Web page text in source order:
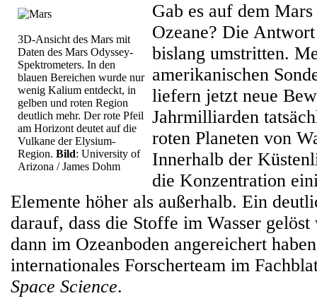
3D-Ansicht des Mars mit
Daten des Mars Odyssey-
Spektrometers. In den
blauen Bereichen wurde nur
wenig Kalium entdeckt, in
gelben und roten Region
deutlich mehr. Der rote Pfeil
am Horizont deutet auf die
Vulkane der Elysium-
Region. Bild: University of
Arizona / James Dohm
Gab es auf dem
Ozeane? Die
bislang umstritten.
amerikanischen
liefern jetzt neue
Jahrmilliarden
roten Planeten von
Innerhalb der
die Konzentration
Elemente höher als außerhalb. Ein
darauf, dass die Stoffe im Wasser
dann im Ozeanboden angereichert
internationales Forscherteam im
Space Science.